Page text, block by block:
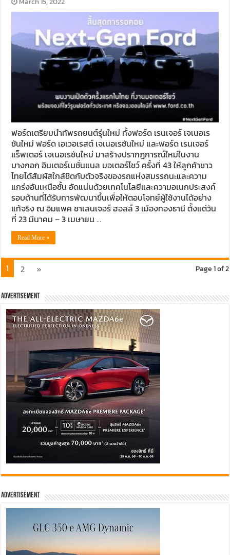
ฟอร์ดเตรียมนำทัพรถยนต์รุ่นใหม่ ทั้งฟอร์ด เรนเจอร์ เจเนอเร
ชันใหม่ ฟอร์ด เอเวอเรสต์ เจเนอเรชันใหม่ และฟอร์ด เรนเจอร์
แร็พเตอร์ เจเนอเรชันใหม่ มาสร้างปรากฎการณ์ใหม่ในงาน
บางกอก อินเตอร์เนชั่นแนล มอเตอร์โชว์ ครั้งที่ 43 ให้ลูกค้าชาว
ไทยได้สัมผัสใกล้ชิดกับตัวจริงของรถแห่งสมรรถนะและความ
แกร่งอันเหนือชั้น อัดแน่นด้วยเทคโนโลยีและความอเนกประสงค์
รอบด้านที่ได้รับการพัฒนาขึ้นเพื่อให้ตอบโจทย์ผู้ใช้งานได้อย่าง
แท้จริง ณ อิมแพค ชาเลนเจอร์ ฮอลล์ 3 เมืองทองธานี ตั้งแต่วัน
ที่ 23 มีนาคม – 3 เมษายน …
Read More »
Page 1 of 2
1 2 »
Advertisement
Advertisement